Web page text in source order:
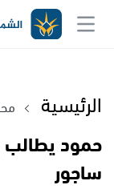
الرئيسية
حمود يطالب
ساجور